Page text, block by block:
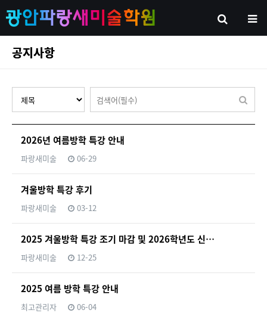
공지사항
2026년 여름방학 특강 안내
파랑새미술 06-29
겨울방학 특강 후기
파랑새미술 03-12
2025 겨울방학 특강 조기 마감 및 2026학년도 신…
파랑새미술 12-25
2025 여름 방학 특강 안내
최고관리자 06-04